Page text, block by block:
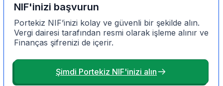
NIF'inizi başvurun
Portekiz NIF’inizi kolay ve güvenli bir şekilde alın.
Vergi dairesi tarafından resmi olarak işleme alınır ve
Finanças şifrenizi de içerir.
Şimdi Portekiz NIF'inizi alın